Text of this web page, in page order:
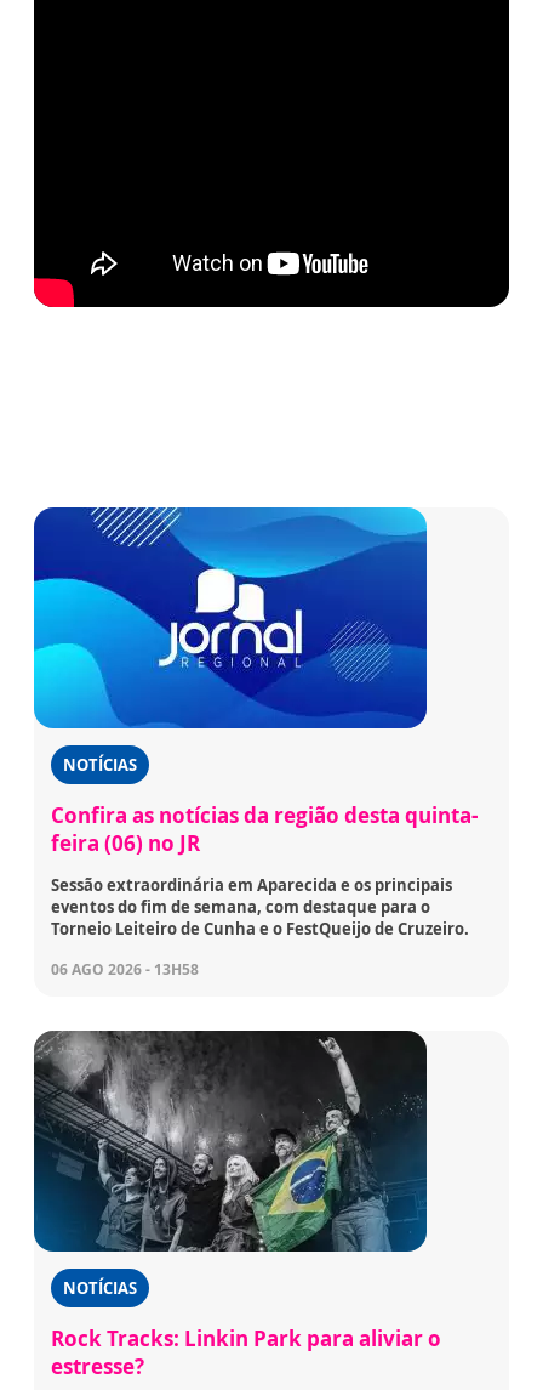
NOTÍCIAS
Confira as notícias da região desta quinta-
feira (06) no JR
Sessão extraordinária em Aparecida e os principais
eventos do fim de semana, com destaque para o
Torneio Leiteiro de Cunha e o FestQueijo de Cruzeiro.
06 AGO 2026 - 13H58
NOTÍCIAS
Rock Tracks: Linkin Park para aliviar o
estresse?